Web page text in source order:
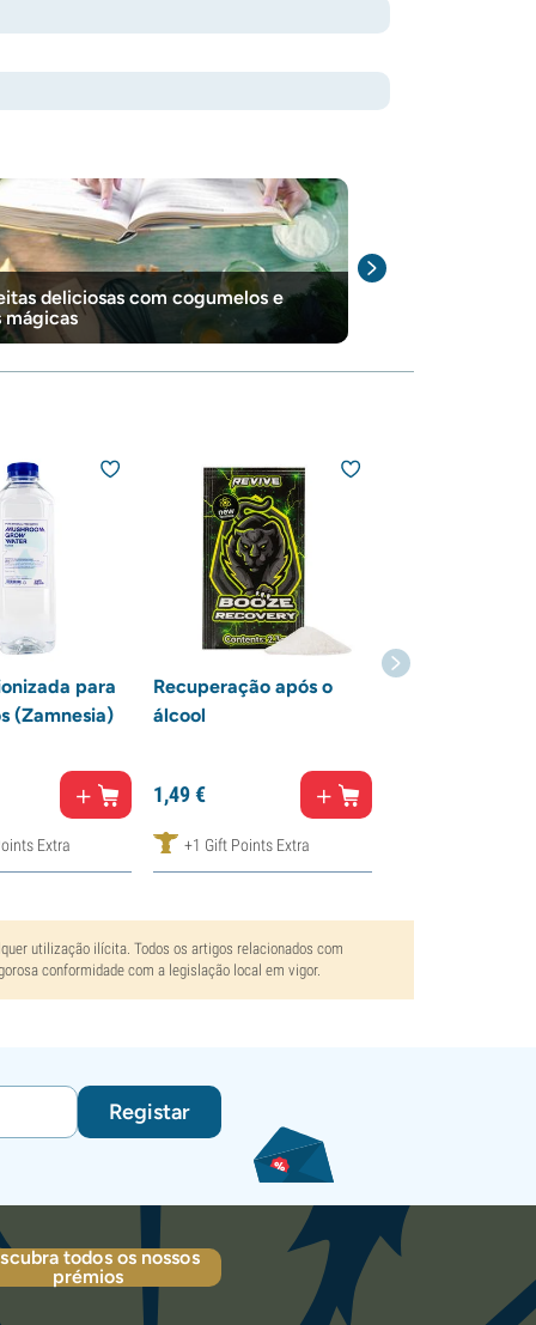
deliciosas com cogumelos e
mágicas
para
(Zamnesia)
Extra
Recuperação após o
álcool
1,49€
+1 Gift Points Extra
utilização ilícita. Todos os artigos relacionados com
conformidade com a legislação local em vigor.
Registar
todos os nossos
prémios